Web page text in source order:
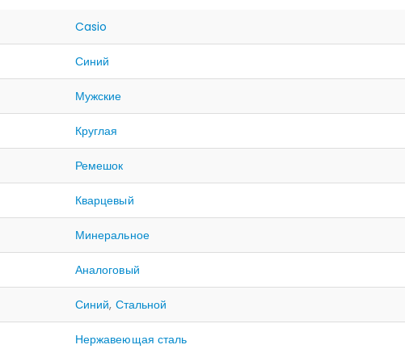
Casio
Синий
Мужские
Круглая
Ремешок
Кварцевый
Минеральное
Аналоговый
Синий, Стальной
Нержавеющая сталь